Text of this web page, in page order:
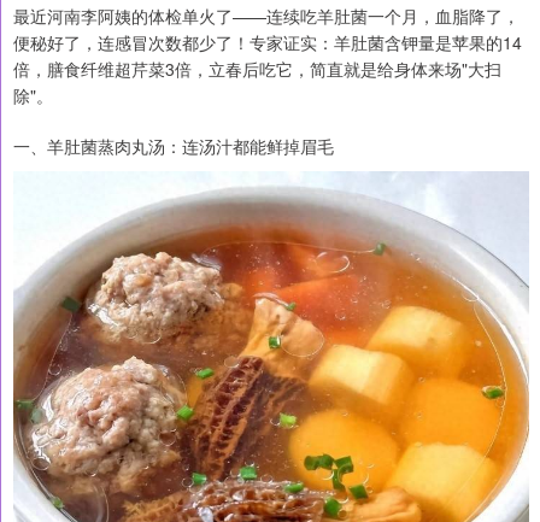
最近河南李阿姨的体检单火了——连续吃羊肚菌一个月，血脂降了，
便秘好了，连感冒次数都少了！专家证实：羊肚菌含钾量是苹果的14
倍，膳食纤维超芹菜3倍，立春后吃它，简直就是给身体来场"大扫
除"。
一、羊肚菌蒸肉丸汤：连汤汁都能鲜掉眉毛